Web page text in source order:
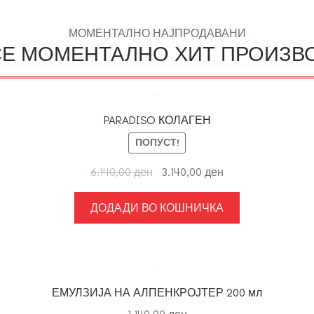
МОМЕНТАЛНО НАЈПРОДАВАНИ
МОМЕНТАЛНО ХИТ
PARADISO КОЛАГЕН
ПОПУСТ!
6.140,00ден
Original
price
was:
6.140,00 ден.
3.140,00ден
price
3.140,00 ден.
ДОДАДИ ВО КОШНИЧКА
ЕМУЛЗИЈА НА АЛПЕНКРОЈТЕР 200 мл